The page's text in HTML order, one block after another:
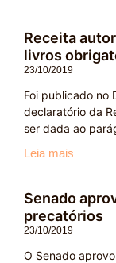
Receita
livros
23/10/2019
Foi publicado no
declaratório da
ser dada ao
Leia mais
Senado
precatórios
23/10/2019
O Senado